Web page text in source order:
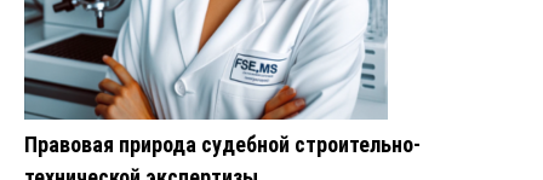
Правовая природа судебной строительно-